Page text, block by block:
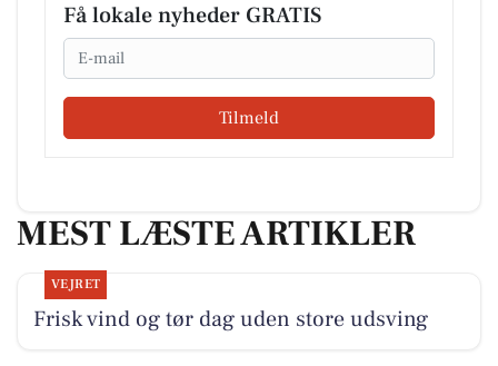
Få lokale nyheder GRATIS
Email
Tilmeld
MEST LÆSTE ARTIKLER
VEJRET
Frisk vind og tør dag uden store udsving